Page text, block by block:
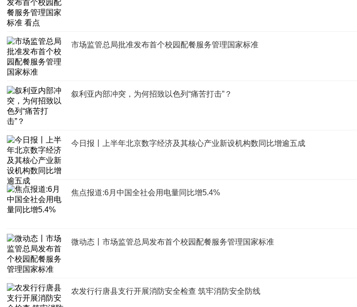
市场监管总局批准发布首个校园配餐服务管理国家标准
叙利亚内部冲突，为何招致以色列“痛苦打击”？
今日报丨上半年北京数字经济及其核心产业新设机构数同比增逾五成
焦点报道:6月中国全社会用电量同比增5.4%
微动态丨市场监管总局发布首个校园配餐服务管理国家标准
农发行行唐县支行开展消防安全检查 筑牢消防安全防线